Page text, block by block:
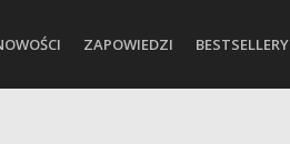
ZAPOWIEDZI BESTSELLERY